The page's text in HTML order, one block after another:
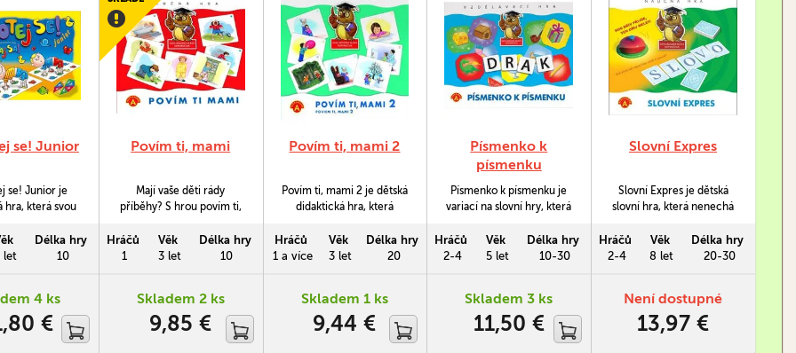
se! Junior
se! Junior je
hra, která svou
Twisteru.
tak,
zábavou.
let
Délka hry
10
4 ks
€
Povím ti, mami
Mají vaše děti rády
příběhy? S hrou povím ti,
sestavovat i vyprávět. Za
pomoci celkem 40
tak posunou své
vyjadřovaíé schopnosti a
logické myšlení kupředu.
Hráčů
1
Věk
3 let
Délka hry
10
Skladem 2 ks
9,85 €
Povím ti, mami 2
Povím ti, mami 2 je dětská
didaktická hra, která
nichž je třeba sestavit 10
logických příběhů. Každý
spoluhráčům.
Hráčů
1 a více
Věk
3 let
Délka hry
20
Skladem 1 ks
9,44 €
Písmenko k
písmenku
Písmenko k písmenku je
variací na slovní hry, která
se s písmeny a se
skládáním slov teprve
soustředění a udržení
pozornosti.
Hráčů
2-4
Věk
5 let
Délka hry
10-30
Skladem 3 ks
11,50 €
Slovní Expres
Slovní Expres je dětská
slovní hra, která nenechá
je totiž zvoneček, na který
může kdykoliv někdo
přemýšlet…
Hráčů
2-4
Věk
8 let
Délka hry
20-30
Není dostupné
13,97 €